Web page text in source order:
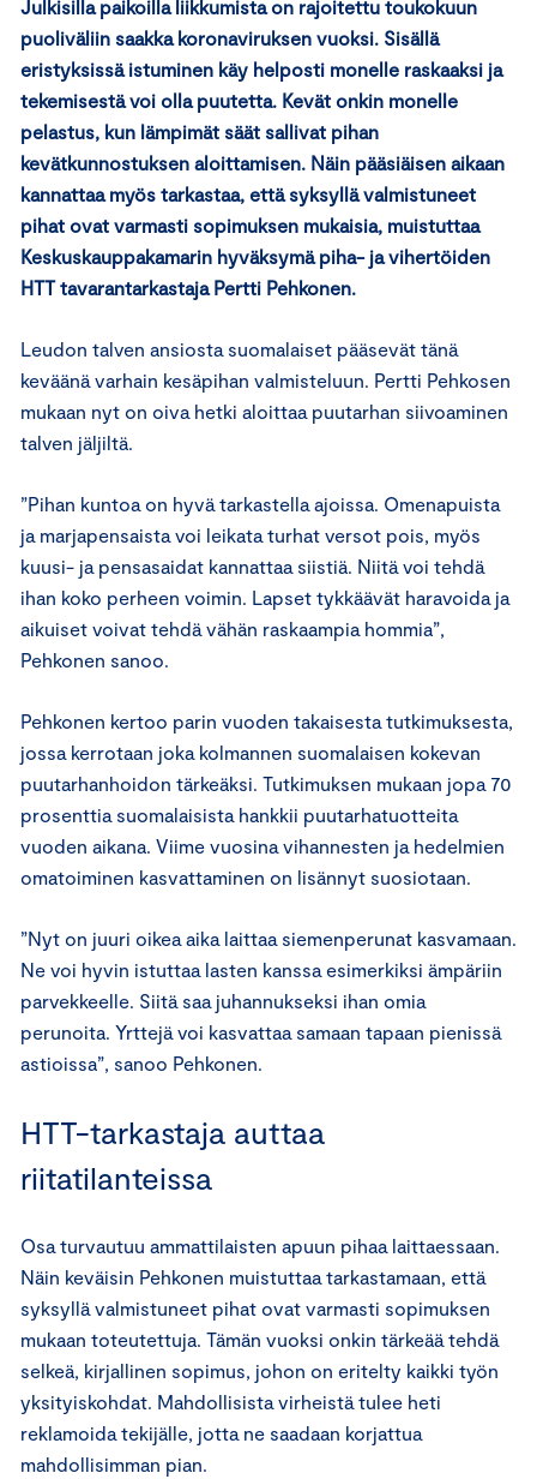
Julkisilla paikoilla liikkumista on rajoitettu toukokuun
puoliväliin saakka koronaviruksen vuoksi. Sisällä
eristyksissä istuminen käy helposti monelle raskaaksi ja
tekemisestä voi olla puutetta. Kevät onkin monelle
pelastus, kun lämpimät säät sallivat pihan
kevätkunnostuksen aloittamisen. Näin pääsiäisen aikaan
kannattaa myös tarkastaa, että syksyllä valmistuneet
pihat ovat varmasti sopimuksen mukaisia, muistuttaa
Keskuskauppakamarin hyväksymä piha- ja vihertöiden
HTT tavarantarkastaja Pertti Pehkonen.
Leudon talven ansiosta suomalaiset pääsevät tänä
keväänä varhain kesäpihan valmisteluun. Pertti Pehkosen
mukaan nyt on oiva hetki aloittaa puutarhan siivoaminen
talven jäljiltä.
”Pihan kuntoa on hyvä tarkastella ajoissa. Omenapuista
ja marjapensaista voi leikata turhat versot pois, myös
kuusi- ja pensasaidat kannattaa siistiä. Niitä voi tehdä
ihan koko perheen voimin. Lapset tykkäävät haravoida ja
aikuiset voivat tehdä vähän raskaampia hommia”,
Pehkonen sanoo.
Pehkonen kertoo parin vuoden takaisesta tutkimuksesta,
jossa kerrotaan joka kolmannen suomalaisen kokevan
puutarhanhoidon tärkeäksi. Tutkimuksen mukaan jopa 70
prosenttia suomalaisista hankkii puutarhatuotteita
vuoden aikana. Viime vuosina vihannesten ja hedelmien
omatoiminen kasvattaminen on lisännyt suosiotaan.
”Nyt on juuri oikea aika laittaa siemenperunat kasvamaan.
Ne voi hyvin istuttaa lasten kanssa esimerkiksi ämpäriin
parvekkeelle. Siitä saa juhannukseksi ihan omia
perunoita. Yrttejä voi kasvattaa samaan tapaan pienissä
astioissa”, sanoo Pehkonen.
HTT-tarkastaja auttaa
riitatilanteissa
Osa turvautuu ammattilaisten apuun pihaa laittaessaan.
Näin keväisin Pehkonen muistuttaa tarkastamaan, että
syksyllä valmistuneet pihat ovat varmasti sopimuksen
mukaan toteutettuja. Tämän vuoksi onkin tärkeää tehdä
selkeä, kirjallinen sopimus, johon on eritelty kaikki työn
yksityiskohdat. Mahdollisista virheistä tulee heti
reklamoida tekijälle, jotta ne saadaan korjattua
mahdollisimman pian.